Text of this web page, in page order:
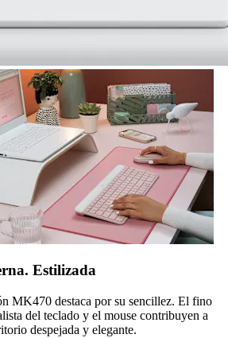
Estilizada
MK470 destaca por su sencillez. El fino
del teclado y el mouse contribuyen a
despejada y elegante.